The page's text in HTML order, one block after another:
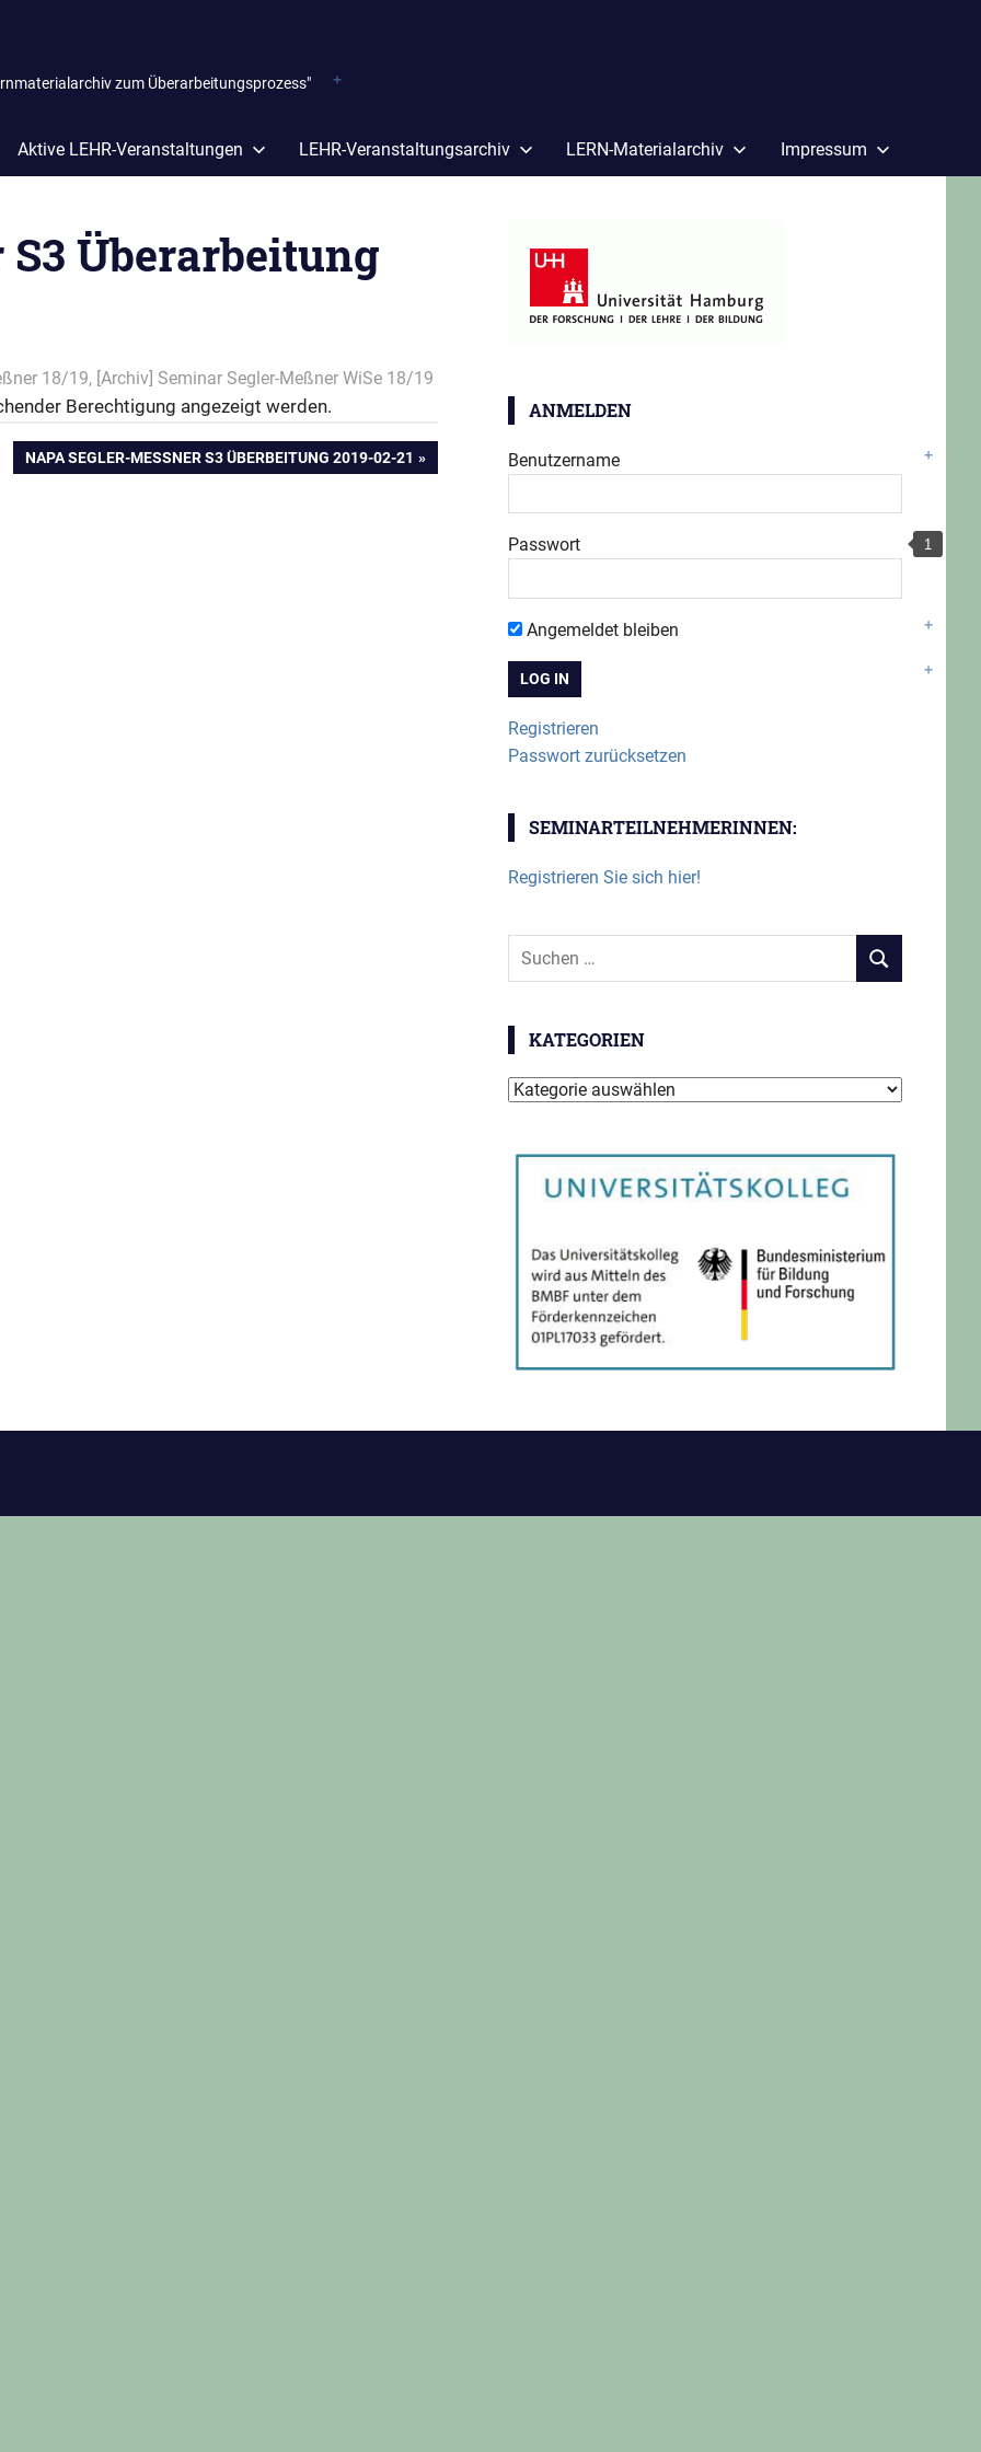
zum Überarbeitungsprozess"
Aktive LEHR-Veranstaltungen LEHR-Veranstaltungsarchiv LERN-Materialarchiv Impressum
Überarbeitung
18/19, [Archiv] Seminar Segler-Meßner WiSe 18/19
Berechtigung angezeigt werden.
NÄCHSTER
NAPA SEGLER-MESSNER S3 ÜBERBEITUNG 2019-02-21
ANMELDEN
Benutzername
Passwort
Angemeldet bleiben
Registrieren
Passwort zurücksetzen
SEMINARTEILNEHMERINNEN:
Registrieren Sie sich hier!
Suchen
SUCHEN
KATEGORIEN
Kategorien